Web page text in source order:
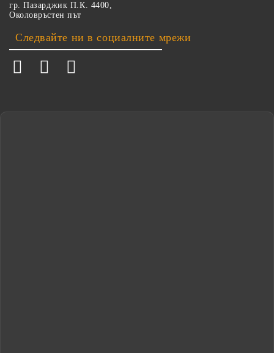
гр. Пазарджик П.К. 4400,
Околовръстен път
Следвайте ни в социалните мрежи